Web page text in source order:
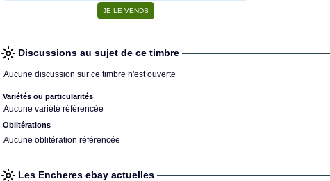
Discussions au sujet de ce timbre
Aucune discussion sur ce timbre n'est ouverte
Variétés ou particularités
Aucune variété référencée
Oblitérations
Aucune oblitération référencée
Les Encheres ebay actuelles